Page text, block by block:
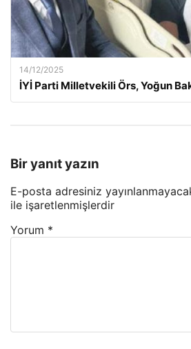
14/12/2025
İYİ Parti Milletvekili Örs, Yoğun
Bir yanıt yazın
E-posta adresiniz
ile işaretlenmişlerdir
Yorum *